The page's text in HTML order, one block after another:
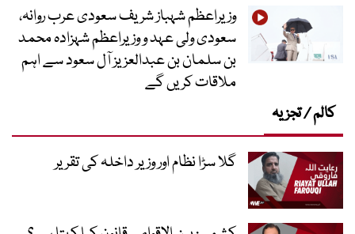
وزیراعظم شہباز شریف سعودی عرب روانہ،
سعودی ولی عہد و وزیراعظم شہزادہ محمد
بن سلمان بن عبدالعزیز آل سعود سے اہم
ملاقات کریں گے
کالم / تجزیہ
گلا سڑا نظام اور وزیر داخلہ کی تقریر